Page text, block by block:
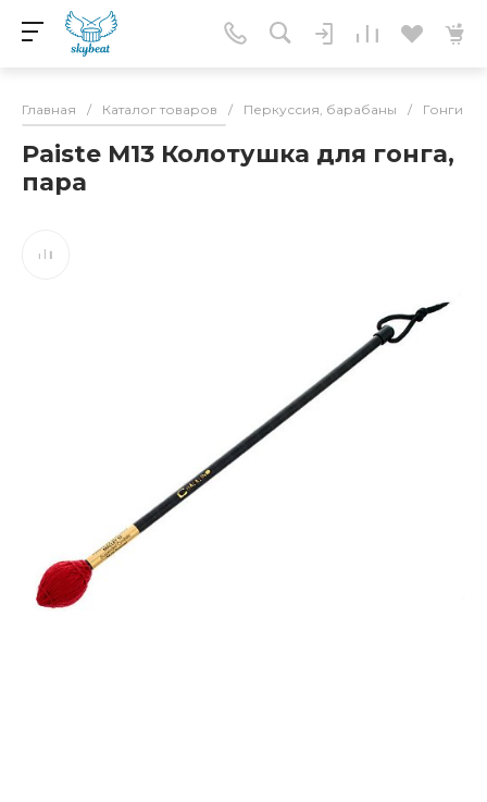
Главная / Каталог товаров / Перкуссия, барабаны / Гонги
Paiste M13 Колотушка для гонга,
пара